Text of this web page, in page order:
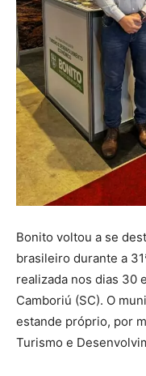
Bonito voltou a se
brasileiro durante a
realizada nos dias 30
Camboriú (SC). O
estande próprio, por
Turismo e